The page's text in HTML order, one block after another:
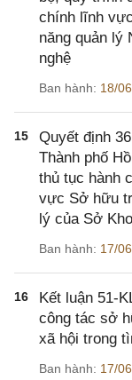
chính lĩnh
năng quản lý
nghệ
Ban hành: 18/
15
Quyết định
Thành phố
thủ tục hành
vực Sở hữu
lý của Sở
Ban hành: 17/
16
Kết luận 51-
công tác sở
xã hội trong
Ban hành: 17/